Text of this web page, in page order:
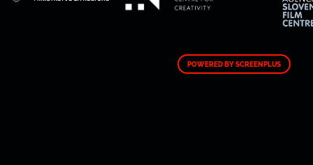
POWERED BY SCREENPLUS